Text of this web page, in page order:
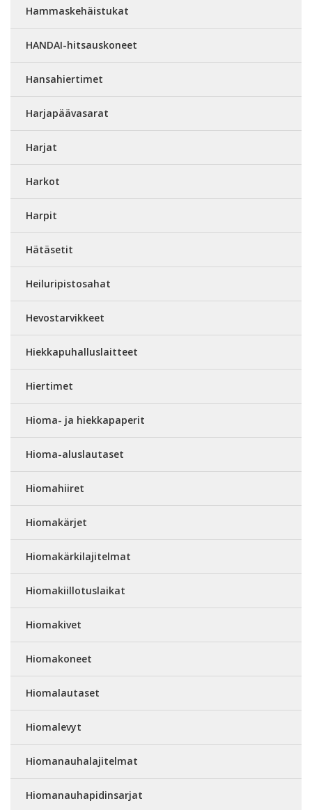
Hammaskehäistukat
HANDAI-hitsauskoneet
Hansahiertimet
Harjapäävasarat
Harjat
Harkot
Harpit
Hätäsetit
Heiluripistosahat
Hevostarvikkeet
Hiekkapuhalluslaitteet
Hiertimet
Hioma- ja hiekkapaperit
Hioma-aluslautaset
Hiomahiiret
Hiomakärjet
Hiomakärkilajitelmat
Hiomakiillotuslaikat
Hiomakivet
Hiomakoneet
Hiomalautaset
Hiomalevyt
Hiomanauhalajitelmat
Hiomanauhapidinsarjat